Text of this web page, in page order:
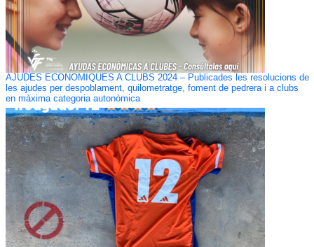
AJUDES ECONÒMIQUES A CLUBS 2024 – Publicades les resolucions de
les ajudes per despoblament, quilometratge, foment de pedrera i a clubs
en màxima categoria autonòmica